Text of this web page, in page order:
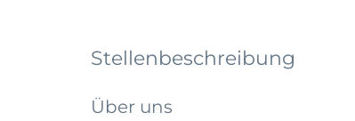
Stellenbeschreibung
Über uns